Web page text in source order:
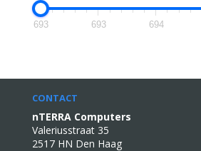
693 693 694
CONTACT
nTERRA Computers
Valeriusstraat 35
2517 HN Den Haag